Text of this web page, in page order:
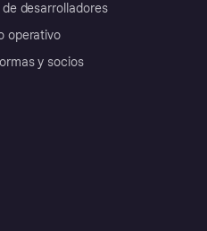
de desarrolladores
operativo
y socios